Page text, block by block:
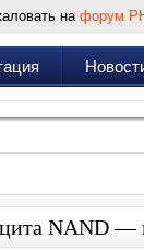
на форум
NAND —